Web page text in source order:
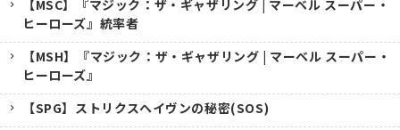
【MSC】『マジック：ザ・ギャザリング | マーベル スーパー・
ヒーローズ』統率者
【MSH】『マジック：ザ・ギャザリング | マーベル スーパー・
ヒーローズ』
【SPG】ストリクスヘイヴンの秘密(SOS)